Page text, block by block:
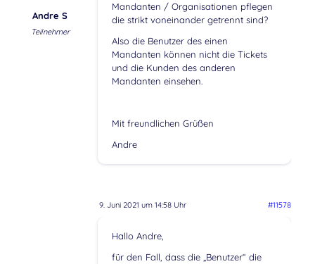
Andre S
Teilnehmer
Mandanten / Organisationen pflegen
die strikt voneinander getrennt sind?
Also die Benutzer des einen
Mandanten können nicht die Tickets
und die Kunden des anderen
Mandanten einsehen.
Mit freundlichen Grüßen
Andre
9. Juni 2021 um 14:58 Uhr #11578
Hallo Andre,
für den Fall, dass die „Benutzer“ die